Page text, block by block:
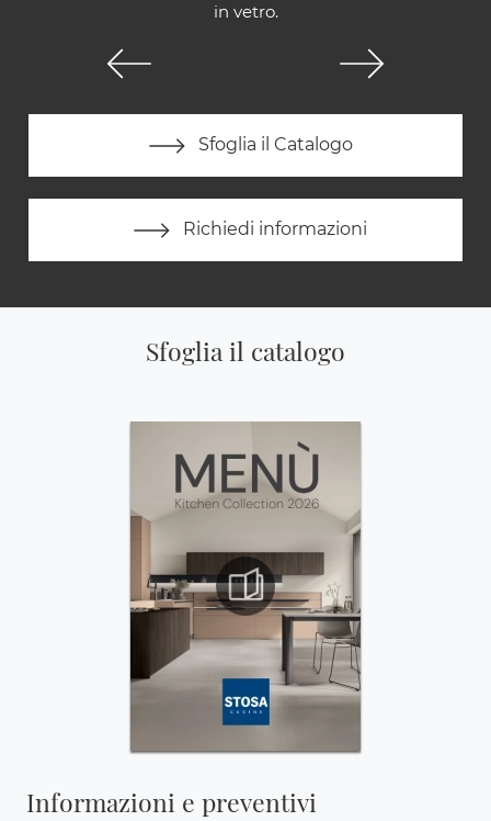
in vetro.
Sfoglia il Catalogo
Richiedi informazioni
Sfoglia il catalogo
Informazioni e preventivi